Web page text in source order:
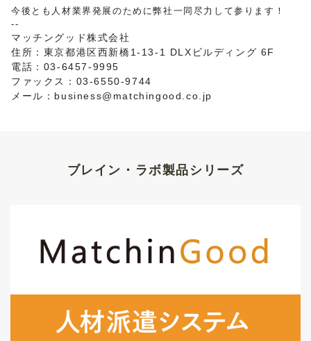
今後とも人材業界発展のために弊社一同尽力して参ります！
--
マッチングッド株式会社
住所：東京都港区西新橋1-13-1 DLXビルディング 6F
電話：03-6457-9995
ファックス：03-6550-9744
メール：business@matchingood.co.jp
ブレイン・ラボ製品シリーズ